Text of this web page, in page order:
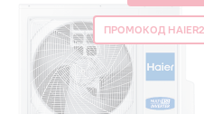
ПРОМОКОД